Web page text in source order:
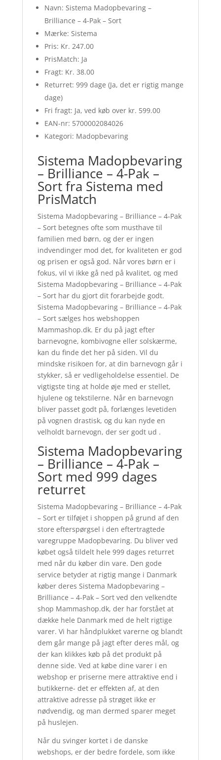
Navn: Sistema Madopbevaring –
Brilliance – 4-Pak – Sort
Mærke: Sistema
Pris: Kr. 247.00
PrisMatch: Ja
Fragt: Kr. 38.00
Returret: 999 dage (Ja, det er rigtig mange
dage)
Fri fragt: Ja, ved køb over kr. 599.00
EAN-nr: 5700002084026
Kategori: Madopbevaring
Sistema Madopbevaring
– Brilliance – 4-Pak –
Sort fra Sistema med
PrisMatch
Sistema Madopbevaring – Brilliance – 4-Pak
– Sort betegnes ofte som musthave til
familien med børn, og der er ingen
indvendinger mod det, for kvaliteten er god
og prisen er også god. Når vores børn er i
fokus, vil vi ikke gå ned på kvalitet, og med
Sistema Madopbevaring – Brilliance – 4-Pak
– Sort har du gjort dit forarbejde godt.
Sistema Madopbevaring – Brilliance – 4-Pak
– Sort sælges hos webshoppen
Mammashop.dk. Er du på jagt efter
barnevogne, kombivogne eller solskærme,
kan du finde det her på siden. Vil du
mindske risikoen for, at din barnevogn går i
stykker, så er vedligeholdelse essentiel. De
vigtigste ting at holde øje med er stellet,
hjulene og tekstilerne. Når en barnevogn
bliver passet godt på, forlænges levetiden
på vognen drastisk, og du kan nyde en
velholdt barnevogn, der ser godt ud .
Sistema Madopbevaring
– Brilliance – 4-Pak –
Sort med 999 dages
returret
Sistema Madopbevaring – Brilliance – 4-Pak
– Sort er tilføjet i shoppen på grund af den
store efterspørgsel i den eftertragtede
varegruppe Madopbevaring. Du bliver ved
købet også tildelt hele 999 dages returret
med når du køber din vare. Den gode
service betyder at rigtig mange i Danmark
køber deres Sistema Madopbevaring –
Brilliance – 4-Pak – Sort ved den velkendte
shop Mammashop.dk, der har forstået at
dække hele Danmark med de helt rigtige
varer. Vi har håndplukket varerne og blandt
dem går mange på jagt efter deres mål, og
der kan klikkes køb på det produkt på
denne side. Ved at købe dine varer i en
webshop er priserne mere attraktive end i
butikkerne- det er effekten af, at den
attraktive adresse på strøget ikke er
nødvendig, og man dermed sparer meget
på huslejen.
Når du svinger kortet i de danske
webshops, er der bedre fordele, som ikke